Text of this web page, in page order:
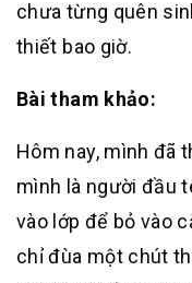
chưa từng quên
thiết bao giờ.
Bài tham khảo:
Hôm nay, mình đã
mình là người đầu
vào lớp để bỏ vào
chỉ đùa một chút